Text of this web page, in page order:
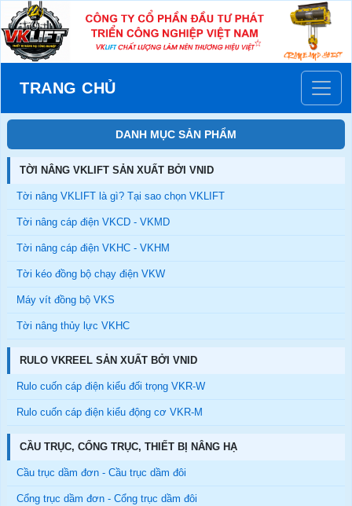
TRANG CHỦ
DANH MỤC SẢN PHẨM
TỜI NÂNG VKLIFT SẢN XUẤT BỞI VNID
Tời nâng VKLIFT là gì? Tại sao chọn VKLIFT
Tời nâng cáp điện VKCD - VKMD
Tời nâng cáp điện VKHC - VKHM
Tời kéo đồng bộ chạy điện VKW
Máy vít đồng bộ VKS
Tời nâng thủy lực VKHC
RULO VKREEL SẢN XUẤT BỞI VNID
Rulo cuốn cáp điện kiểu đối trọng VKR-W
Rulo cuốn cáp điện kiểu động cơ VKR-M
CẦU TRỤC, CỔNG TRỤC, THIẾT BỊ NÂNG HẠ
Cầu trục dầm đơn - Cầu trục dầm đôi
Cổng trục dầm đơn - Cổng trục dầm đôi